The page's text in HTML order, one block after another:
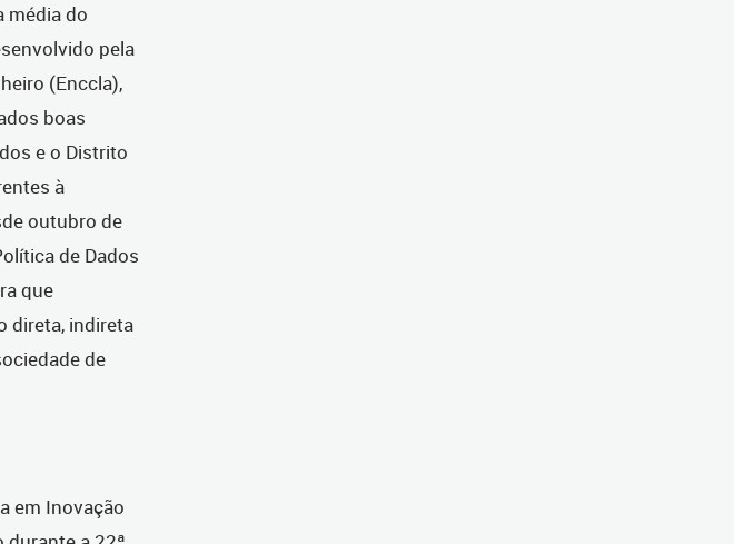
média do
pela
(Enccla),
boas
e o Distrito
à
outubro de
de Dados
que
direta, indireta
de
em Inovação